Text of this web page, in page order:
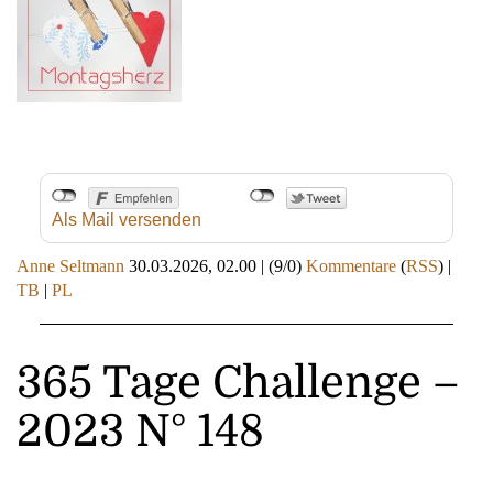
Als Mail versenden
Anne Seltmann 30.03.2026, 02.00 | (9/0) Kommentare (RSS) |
TB | PL
365 Tage Challenge –
2023 N° 148